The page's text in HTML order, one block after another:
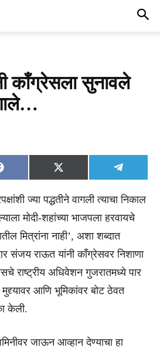
काँग्रेसला सुनावले
Share
on
Facebook
Share
on
X
(Twitter)
Share
on
ज्या पद्धतीने वागली त्याचा निकाल
मोदी-शहांच्या भाजपला हरवायचे
मित्रांना नाही’, अशा शब्दात
संजय राऊत यांनी काँग्रेसवर निशाणा
राष्ट्रीय अधिवेशन गुजरातमध्ये पार
आणि भूमिकांवर बोट ठेवत
केली.
जाऊन आव्हान देण्याचा हा